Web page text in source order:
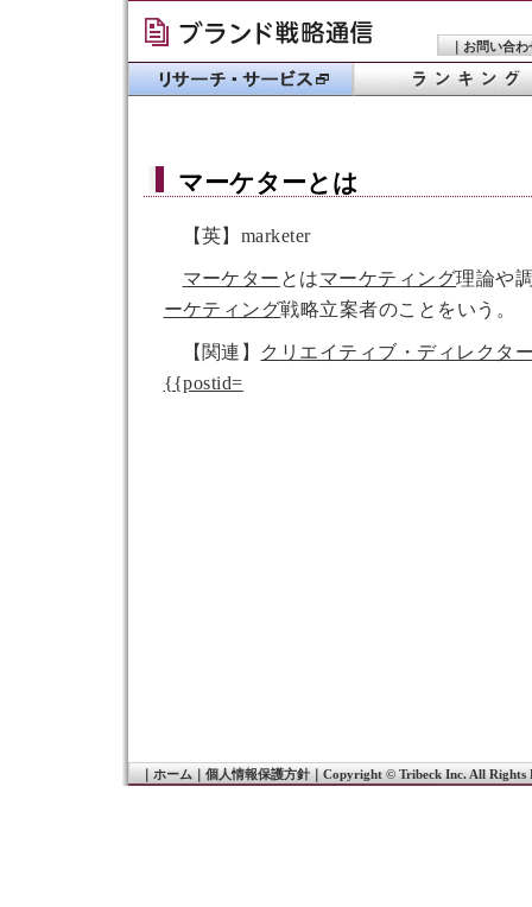
｜ お問い合わ
マーケターとは
【英】marketer
マーケター とはマーケティング理論や
ーケティング戦略立案者のことをいう。
【関連】 クリエイティブ・ディレクタ
{{postid=
ホーム｜ 個人情報保護方針｜ Copyright © Tribeck Inc. All Rights